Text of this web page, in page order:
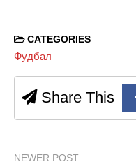
CATEGORIES
Фудбал
Share This
NEWER POST